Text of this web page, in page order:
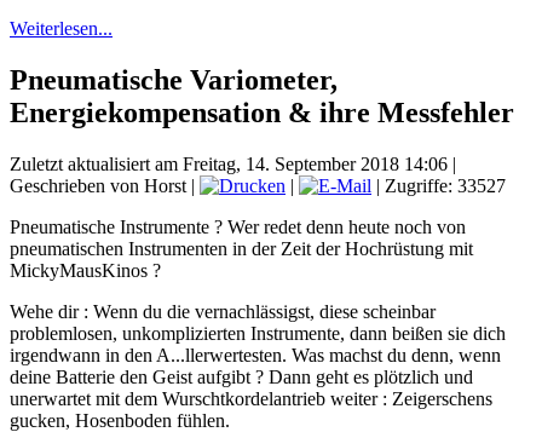
Weiterlesen...
Pneumatische Variometer,
Energiekompensation & ihre Messfehler
Zuletzt aktualisiert am Freitag, 14. September 2018 14:06 |
Geschrieben von Horst | |
| Zugriffe: 33527
Pneumatische Instrumente ? Wer redet denn heute noch von
pneumatischen Instrumenten in der Zeit der Hochrüstung mit
MickyMausKinos ?
Wehe dir : Wenn du die vernachlässigst, diese scheinbar
problemlosen, unkomplizierten Instrumente, dann beißen sie dich
irgendwann in den A...llerwertesten. Was machst du denn, wenn
deine Batterie den Geist aufgibt ? Dann geht es plötzlich und
unerwartet mit dem Wurschtkordelantrieb weiter : Zeigerschens
gucken, Hosenboden fühlen.